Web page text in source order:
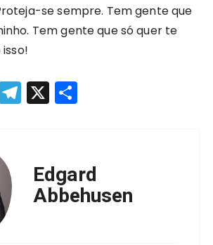
se sempre. Tem gente que
Tem gente que só quer te
h
T
el
g
a
X
re
Edgard
Abbehusen